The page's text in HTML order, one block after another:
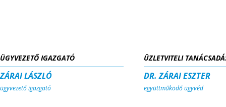
ÜGYVEZETŐ IGAZGATÓ
ZÁRAI LÁSZLÓ
ügyvezető igazgató
ÜZLETVITELI
DR. ZÁRAI ESZTER
együttműködő ügyvéd